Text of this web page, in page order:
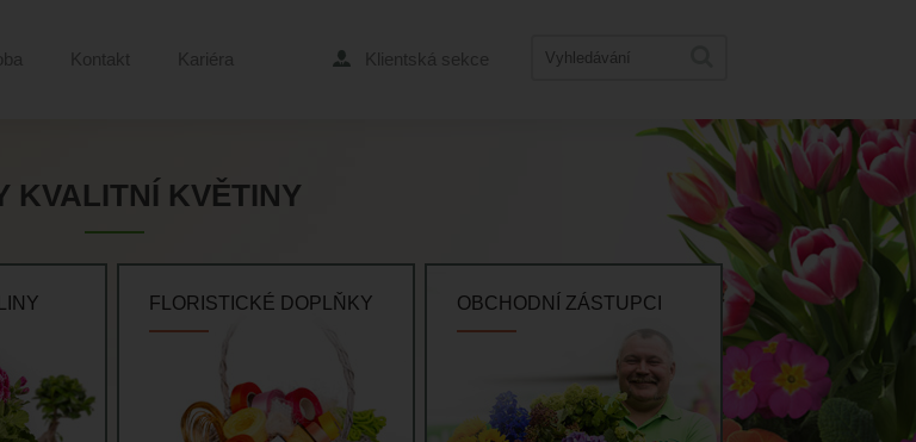
Kontakt Kariéra Klientská sekce
KVALITNÍ KVĚTINY
FLORISTICKÉ DOPLŇKY OBCHODNÍ ZÁSTUPCI